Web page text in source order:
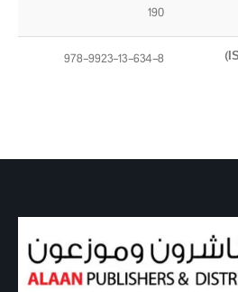
190
978-9923-13-634-8